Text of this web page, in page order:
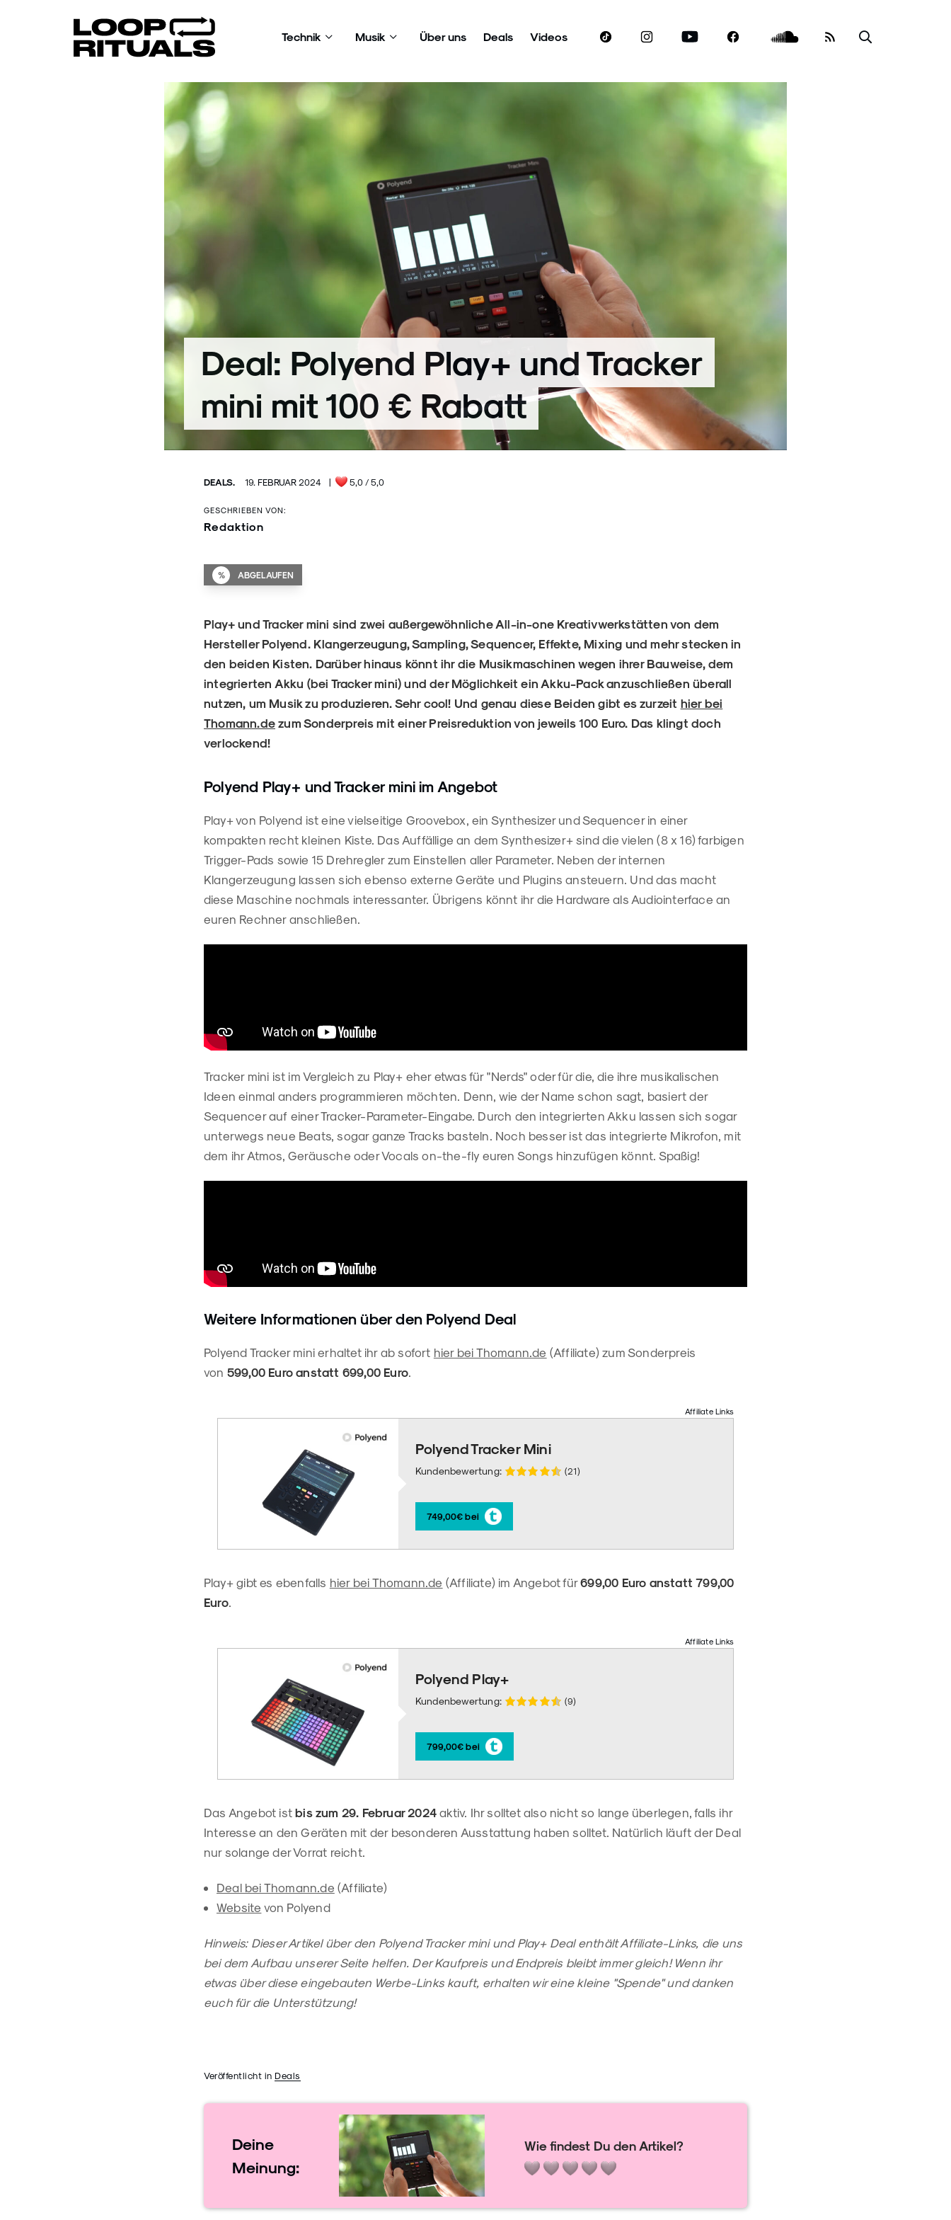
Technik Musik Über uns Deals Videos
Deal: Polyend Play+ und Tracker
mini mit 100 € Rabatt
DEALS. 19. FEBRUAR 2024 | 5,0 / 5,0
GESCHRIEBEN VON:
Redaktion
% ABGELAUFEN
Play+ und Tracker mini sind zwei außergewöhnliche All-in-one Kreativwerkstätten von dem
Hersteller Polyend. Klangerzeugung, Sampling, Sequencer, Effekte, Mixing und mehr stecken in
den beiden Kisten. Darüber hinaus könnt ihr die Musikmaschinen wegen ihrer Bauweise, dem
integrierten Akku (bei Tracker mini) und der Möglichkeit ein Akku-Pack anzuschließen überall
nutzen, um Musik zu produzieren. Sehr cool! Und genau diese Beiden gibt es zurzeit hier bei
Thomann.de zum Sonderpreis mit einer Preisreduktion von jeweils 100 Euro. Das klingt doch
verlockend!
Polyend Play+ und Tracker mini im Angebot
Play+ von Polyend ist eine vielseitige Groovebox, ein Synthesizer und Sequencer in einer
kompakten recht kleinen Kiste. Das Auffällige an dem Synthesizer+ sind die vielen (8 x 16) farbigen
Trigger-Pads sowie 15 Drehregler zum Einstellen aller Parameter. Neben der internen
Klangerzeugung lassen sich ebenso externe Geräte und Plugins ansteuern. Und das macht
diese Maschine nochmals interessanter. Übrigens könnt ihr die Hardware als Audiointerface an
euren Rechner anschließen.
Tracker mini ist im Vergleich zu Play+ eher etwas für "Nerds" oder für die, die ihre musikalischen
Ideen einmal anders programmieren möchten. Denn, wie der Name schon sagt, basiert der
Sequencer auf einer Tracker-Parameter-Eingabe. Durch den integrierten Akku lassen sich sogar
unterwegs neue Beats, sogar ganze Tracks basteln. Noch besser ist das integrierte Mikrofon, mit
dem ihr Atmos, Geräusche oder Vocals on-the-fly euren Songs hinzufügen könnt. Spaßig!
Weitere Informationen über den Polyend Deal
Polyend Tracker mini erhaltet ihr ab sofort hier bei Thomann.de (Affiliate) zum Sonderpreis
von 599,00 Euro anstatt 699,00 Euro.
Affiliate Links
Polyend Tracker Mini
Kundenbewertung: (21)
749,00€ bei
Play+ gibt es ebenfalls hier bei Thomann.de (Affiliate) im Angebot für699,00 Euro anstatt 799,00
Euro.
Affiliate Links
Polyend Play+
Kundenbewertung: (9)
799,00€ bei
Das Angebot istbis zum 29. Februar 2024 aktiv. Ihr solltet also nicht so lange überlegen, falls ihr
Interesse an den Geräten mit der besonderen Ausstattung haben solltet. Natürlich läuft der Deal
nur solange der Vorrat reicht.
Deal bei Thomann.de (Affiliate)
Website von Polyend
Hinweis: Dieser Artikel über den Polyend Tracker mini und Play+ Deal enthält Affiliate-Links, die uns
bei dem Aufbau unserer Seite helfen. Der Kaufpreis und Endpreis bleibt immer gleich! Wenn ihr
etwas über diese eingebauten Werbe-Links kauft, erhalten wir eine kleine "Spende" und danken
euch für die Unterstützung!
Veröffentlicht in Deals
Deine
Meinung:
Wie findest Du den Artikel?